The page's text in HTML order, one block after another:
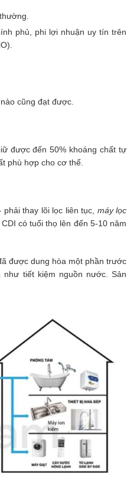
phủ, phi lợi nhuận uy tín trên
cũng đạt được.
được đến 50% khoáng chất tự
phù hợp cho cơ thể.
thay lõi lọc liên tục, máy lọc
có tuổi thọ lên đến 5-10 năm
được dung hòa một phần trước
tiết kiệm nguồn nước. Sản